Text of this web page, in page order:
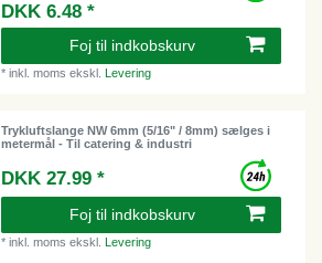
DKK 6.48 *
Foj til indkobskurv
*inkl. moms ekskl.Levering
Trykluftslange NW 6mm (5/16" / 8mm) sælges i
metermål - Til catering & industri
DKK 27.99 *
Foj til indkobskurv
*inkl. moms ekskl. Levering